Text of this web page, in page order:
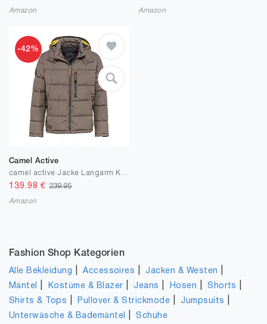
Amazon Amazon
-42%
Camel Active
139.98 €239.95
Amazon
Fashion Shop Kategorien
Alle Bekleidung |Accessoires |Jacken & Westen
Mäntel Kostüme & Blazer |Jeans Hosen |Shorts
Shirts & Tops Pullover & Strickmode |Jumpsuits
Unterwäsche & Bademäntel |Schuhe